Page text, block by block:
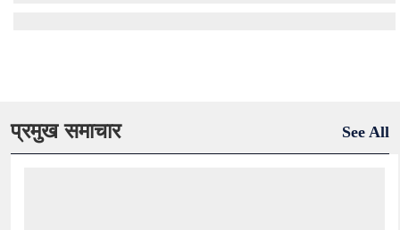
प्रमुख समाचार See All